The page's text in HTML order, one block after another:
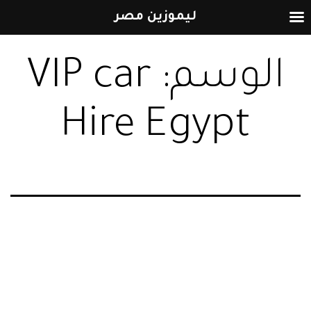
إلى
الوسم: VIP car
Hire Egypt
ليموزين مصر